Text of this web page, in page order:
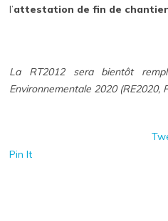
l’attestation de fin de
La RT2012 sera bientôt
Environnementale 2020 (RE2020,
Pin It